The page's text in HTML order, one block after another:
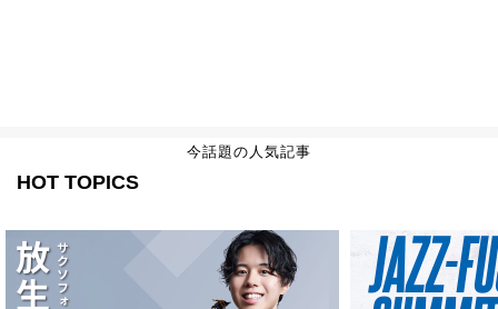
今話題の人気記事
HOT TOPICS